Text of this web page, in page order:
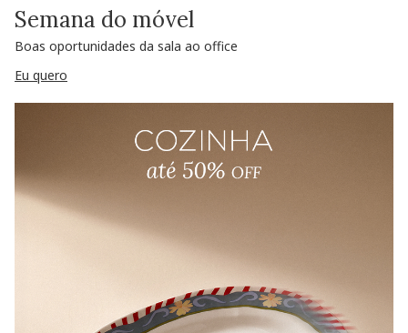
Semana do móvel
Boas oportunidades da sala ao office
Eu quero